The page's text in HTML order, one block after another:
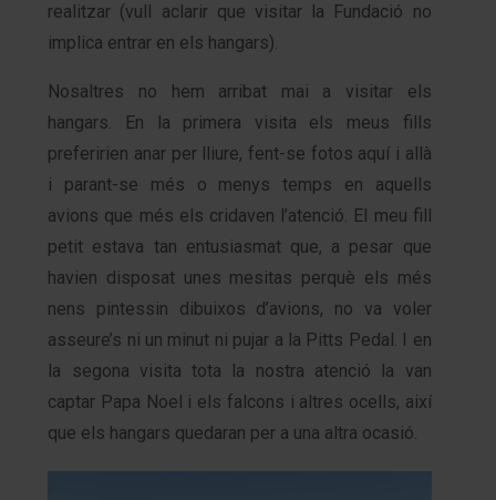
realitzar (vull aclarir que visitar la Fundació no
implica entrar en els hangars).
Nosaltres no hem arribat mai a visitar els
hangars. En la primera visita els meus fills
preferirien anar per lliure, fent-se fotos aquí i allà
i parant-se més o menys temps en aquells
avions que més els cridaven l’atenció. El meu fill
petit estava tan entusiasmat que, a pesar que
havien disposat unes mesitas perquè els més
nens pintessin dibuixos d’avions, no va voler
asseure’s ni un minut ni pujar a la Pitts Pedal. I en
la segona visita tota la nostra atenció la van
captar Papa Noel i els falcons i altres ocells, així
que els hangars quedaran per a una altra ocasió.